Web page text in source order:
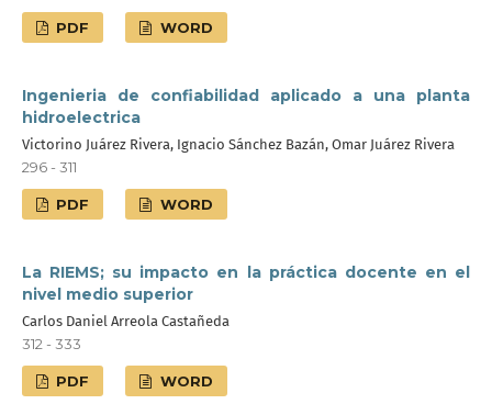
PDF WORD
Ingenieria de confiabilidad aplicado a una planta
hidroelectrica
Victorino Juárez Rivera, Ignacio Sánchez Bazán, Omar Juárez Rivera
296 - 311
PDF WORD
La RIEMS; su impacto en la práctica docente en el
nivel medio superior
Carlos Daniel Arreola Castañeda
312 - 333
PDF WORD